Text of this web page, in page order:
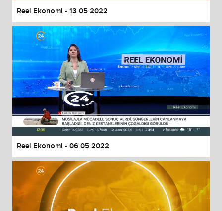
Reel Ekonomi - 13 05 2022
Reel Ekonomi - 06 05 2022